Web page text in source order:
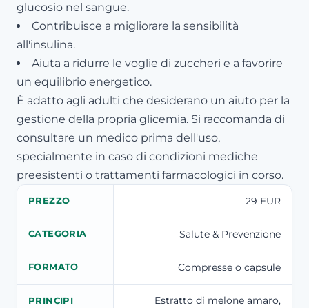
glucosio nel sangue.
Contribuisce a migliorare la sensibilità
all'insulina.
Aiuta a ridurre le voglie di zuccheri e a favorire
un equilibrio energetico.
È adatto agli adulti che desiderano un aiuto per la
gestione della propria glicemia. Si raccomanda di
consultare un medico prima dell'uso,
specialmente in caso di condizioni mediche
preesistenti o trattamenti farmacologici in corso.
PREZZO 29 EUR
CATEGORIA Salute & Prevenzione
FORMATO Compresse o capsule
PRINCIPI
Estratto di melone amaro,